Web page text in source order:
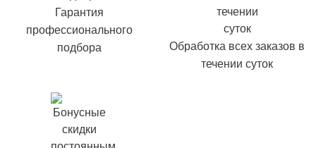
Гарантия
профессионального
подбора
Обработка всех заказов в
течении суток